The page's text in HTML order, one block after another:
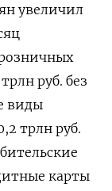
увеличил
руб. без
виды
трлн руб.
карты